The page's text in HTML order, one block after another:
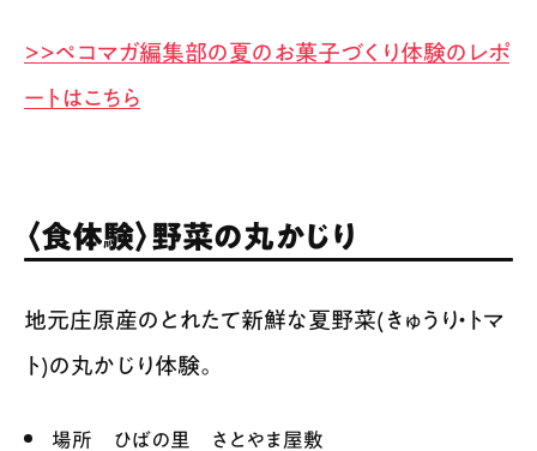
>>ペコマガ編集部の夏のお菓子づくり体験のレポ
ートはこちら
〈食体験〉野菜の丸かじり
地元庄原産のとれたて新鮮な夏野菜(きゅうり・トマ
ト)の丸かじり体験。
場所 ひばの里 さとやま屋敷